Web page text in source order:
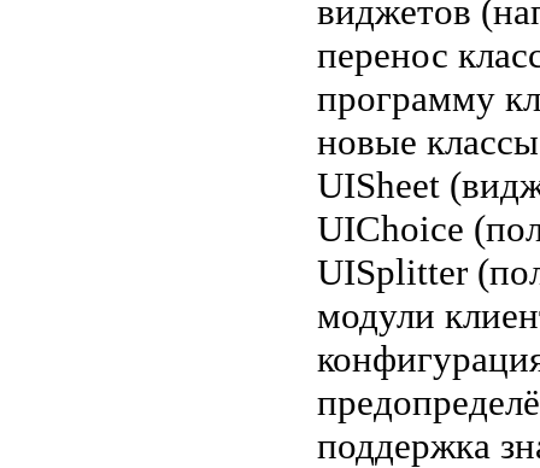
виджетов
перенос
программу
новые
UISheet
UIChoice
UISplitter
модули
поддержка